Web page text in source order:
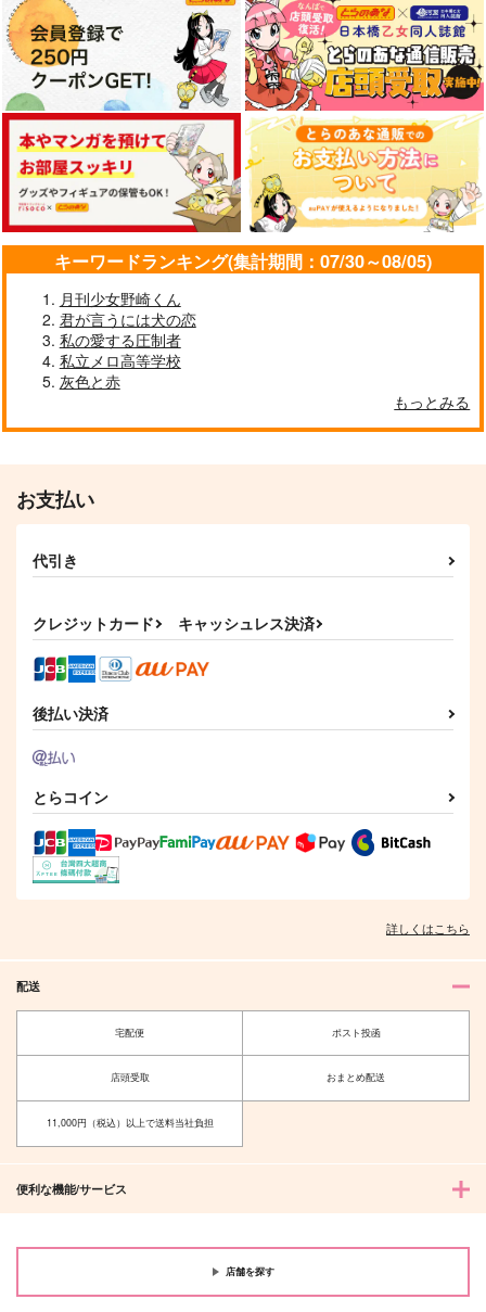
キーワードランキング(集計期間：07/30～08/05)
月刊少女野崎くん
君が言うには犬の恋
私の愛する圧制者
私立メロ高等学校
灰色と赤
もっとみる
お支払い
代引き
クレジットカード キャッシュレス決済
後払い決済
とらコイン
詳しくはこちら
配送
宅配便 ポスト投函
店頭受取 おまとめ配送
11,000円（税込）以上で送料当社負担
便利な機能/サービス
店舗を探す